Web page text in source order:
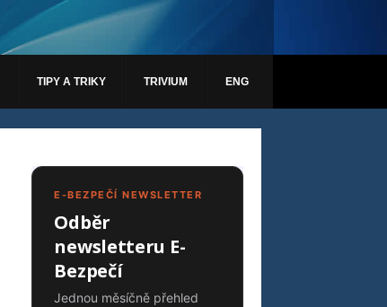
TIPY A TRIKY TRIVIUM ENG
E-BEZPEČÍ NEWSLETTER
Odběr
newsletteru E-
Bezpečí
Jednou měsíčně přehled